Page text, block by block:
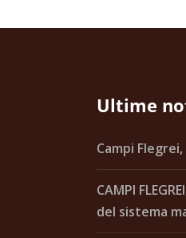
Ultime
Campi
CAMPI
del sistema